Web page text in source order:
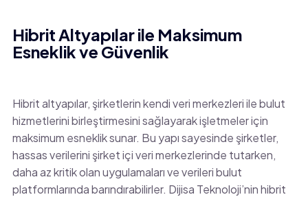
Hibrit Altyapılar ile Maksimum
Esneklik ve Güvenlik
Hibrit altyapılar, şirketlerin kendi veri merkezleri ile bulut
hizmetlerini birleştirmesini sağlayarak işletmeler için
maksimum esneklik sunar. Bu yapı sayesinde şirketler,
hassas verilerini şirket içi veri merkezlerinde tutarken,
daha az kritik olan uygulamaları ve verileri bulut
platformlarında barındırabilirler. Dijisa Teknoloji’nin hibrit